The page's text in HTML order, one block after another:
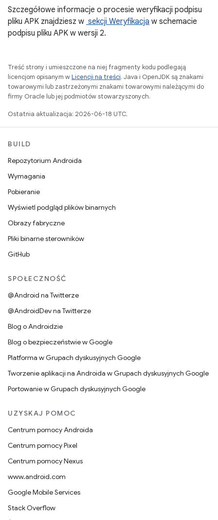
Szczegółowe informacje o procesie weryfikacji podpisu
pliku APK znajdziesz w sekcji Weryfikacja w schemacie
podpisu pliku APK w wersji 2.
Treść strony i umieszczone na niej fragmenty kodu podlegają
licencjom opisanym wLicencji na treści. Java i OpenJDK są znakami
towarowymi lub zastrzeżonymi znakami towarowymi należącymi do
firmy Oracle lub jej podmiotów stowarzyszonych.
Ostatnia aktualizacja: 2026-06-18 UTC.
BUILD
Repozytorium Androida
Wymagania
Pobieranie
Wyświetl podgląd plików binarnych
Obrazy fabryczne
Pliki binarne sterowników
GitHub
SPOŁECZNOŚĆ
@Android na Twitterze
@AndroidDev na Twitterze
Blog o Androidzie
Blog o bezpieczeństwie w Google
Platforma w Grupach dyskusyjnych Google
Tworzenie aplikacji na Androida w Grupach dyskusyjnych Google
Portowanie w Grupach dyskusyjnych Google
UZYSKAJ POMOC
Centrum pomocy Androida
Centrum pomocy Pixel
Centrum pomocy Nexus
www.android.com
Google Mobile Services
Stack Overflow